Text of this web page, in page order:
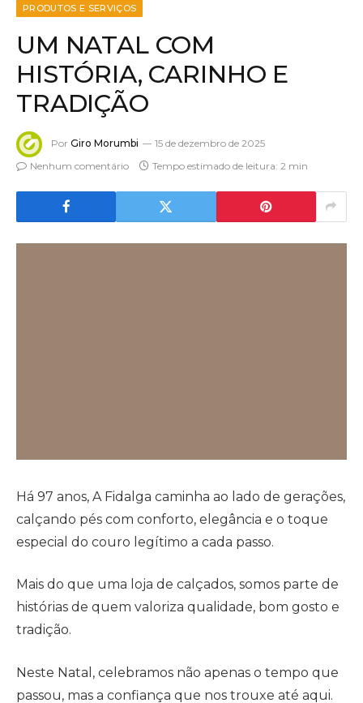
PRODUTOS E SERVIÇOS
UM NATAL COM
HISTÓRIA, CARINHO E
TRADIÇÃO
Por Giro Morumbi
15 de dezembro de 2025
Nenhum comentário
Tempo estimado de leitura: 2 min
Há 97 anos, A Fidalga caminha ao lado de gerações,
calçando pés com conforto, elegância e o toque
especial do couro legítimo a cada passo.
Mais do que uma loja de calçados, somos parte de
histórias de quem valoriza qualidade, bom gosto e
tradição.
Neste Natal, celebramos não apenas o tempo que
passou, mas a confiança que nos trouxe até aqui.